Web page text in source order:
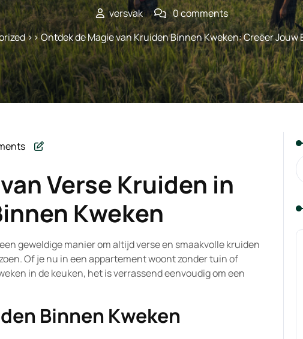
versvak
0 comments
>> Ontdek de Magie van Kruiden Binnen Kweken: Creëer
Verse Kruiden in
Kweken
geweldige manier om altijd verse en smaakvolle kruiden
Of je nu in een appartement woont zonder tuin of
in de keuken, het is verrassend eenvoudig om een
Binnen Kweken